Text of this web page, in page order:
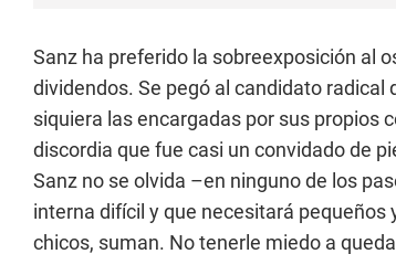
Sanz ha preferido la sobreexposición al
dividendos. Se pegó al candidato
siquiera las encargadas por sus propios
discordia que fue casi un convidado de
Sanz no se olvida –en ninguno de los
interna difícil y que necesitará pequeños
chicos, suman. No tenerle miedo a